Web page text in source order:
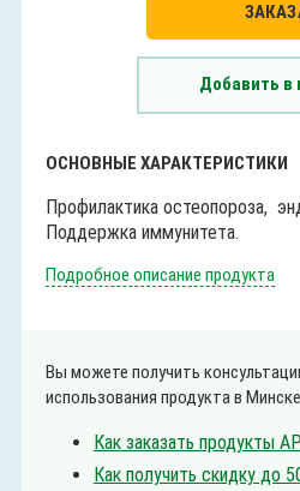
Добавить в
ОСНОВНЫЕ ХАРАКТЕРИСТИКИ
Профилактика остеопороза,
Поддержка иммунитета.
Подробное описание продукта
Вы можете получить
использования продукта в
Как заказать продукты
Как получить скидку до